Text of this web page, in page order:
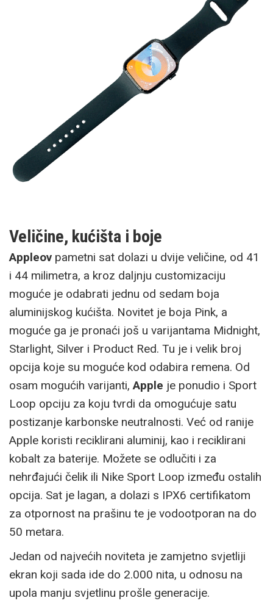
Veličine, kućišta i boje
Appleov pametni sat dolazi u dvije veličine, od 41
i 44 milimetra, a kroz daljnju customizaciju
moguće je odabrati jednu od sedam boja
aluminijskog kućišta. Novitet je boja Pink, a
moguće ga je pronaći još u varijantama Midnight,
Starlight, Silver i Product Red. Tu je i velik broj
opcija koje su moguće kod odabira remena. Od
osam mogućih varijanti,Apple je ponudio i Sport
Loop opciju za koju tvrdi da omogućuje satu
postizanje karbonske neutralnosti. Već od ranije
Apple koristi reciklirani aluminij, kao i reciklirani
kobalt za baterije. Možete se odlučiti i za
nehrđajući čelik ili Nike Sport Loop između ostalih
opcija. Sat je lagan, a dolazi s IPX6 certifikatom
za otpornost na prašinu te je vodootporan na do
50 metara.
Jedan od najvećih noviteta je zamjetno svjetliji
ekran koji sada ide do 2.000 nita, u odnosu na
upola manju svjetlinu prošle generacije.